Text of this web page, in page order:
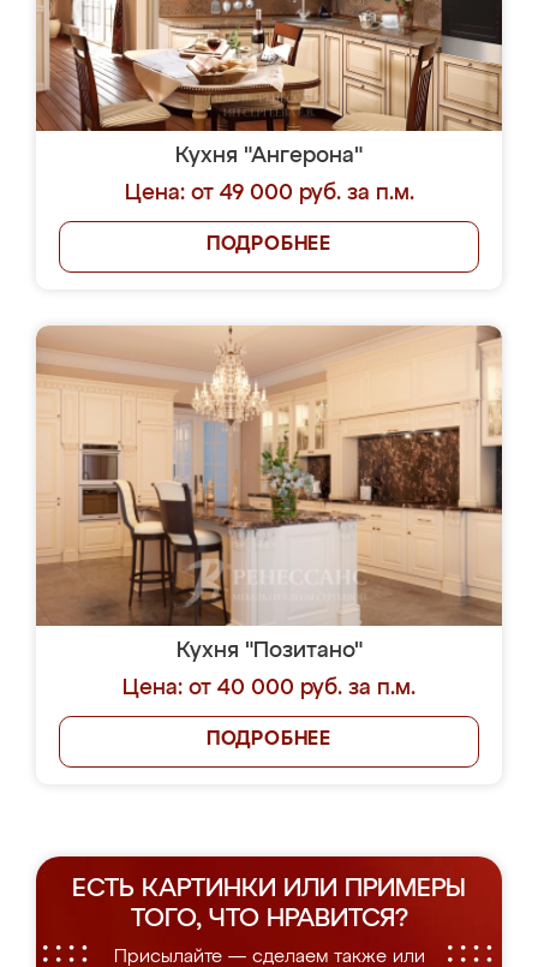
Кухня "Ангерона"
Цена: от 49 000 руб. за п.м.
ПОДРОБНЕЕ
Кухня "Позитано"
Цена: от 40 000 руб. за п.м.
ПОДРОБНЕЕ
ЕСТЬ КАРТИНКИ ИЛИ ПРИМЕРЫ
ТОГО, ЧТО НРАВИТСЯ?
Присылайте — сделаем также или